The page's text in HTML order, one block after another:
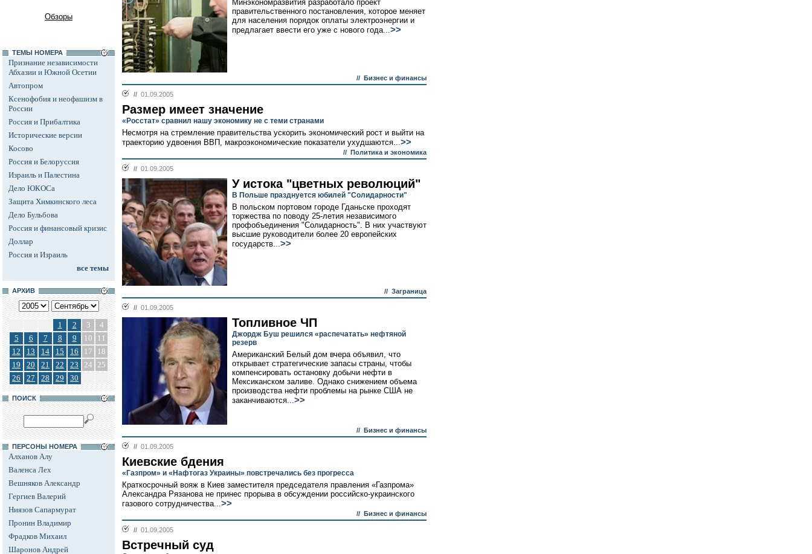
Обзоры
ТЕМЫ НОМЕРА
Признание независимости
Абхазии и Южной Осетии
Автопром
Ксенофобия и неофашизм в
России
Россия и Прибалтика
Исторические версии
Косово
Россия и Белоруссия
Израиль и Палестина
Дело ЮКОСа
Защита Химкинского леса
Дело Бульбова
Россия и финансовый кризис
Доллар
Россия и Израиль
все темы
АРХИВ
1 2 3
4
5
6 7 8 9 10
11
12
13 14 15 16 17
18
19
20 21 22 23 24 25
26
27 28 29 30
ПОИСК
ПЕРСОНЫ НОМЕРА
Алханов Алу
Валенса Лех
Вешняков Александр
Гергиев Валерий
Ниязов Сапармурат
Пронин Владимир
Фрадков Михаил
Шаронов Андрей
Минэкономразвития разработало проект
правительственного постановления, которое меняет
для населения порядок оплаты электроэнергии и
предлагает ввести его уже с нового года...>>
// Бизнес и финансы
// 01.09.2005
Размер имеет значение
«Росстат» сравнил нашу экономику не с теми странами
Несмотря на стремление правительства ускорить экономический рост и выйти на
траекторию удвоения ВВП, макроэкономические показатели ухудшаются...>>
// Политика и экономика
// 01.09.2005
У истока "цветных революций"
В Польше празднуется юбилей "Солидарности"
В польском портовом городе Гданьске проходят
торжества по поводу 25-летия независимого
профобъединения "Солидарность". В них участвуют
высшие руководители более 20 европейских
государств...>>
// Заграница
// 01.09.2005
Топливное ЧП
Джордж Буш решился «распечатать» нефтяной
резерв
Американский Белый дом вчера объявил, что
открывает стратегические запасы страны, чтобы
компенсировать остановку добычи нефти в
Мексиканском заливе. Однако снижением объема
производства нефти проблемы на рынке США не
заканчиваются...>>
// Бизнес и финансы
// 01.09.2005
Киевские бдения
«Газпром» и «Нафтогаз Украины» повстречались без прогресса
Краткосрочный вояж в Киев заместителя председателя правления «Газпрома»
Александра Рязанова не принес прорыва в обсуждении российско-украинского
газового сотрудничества...>>
// Бизнес и финансы
// 01.09.2005
Встречный суд